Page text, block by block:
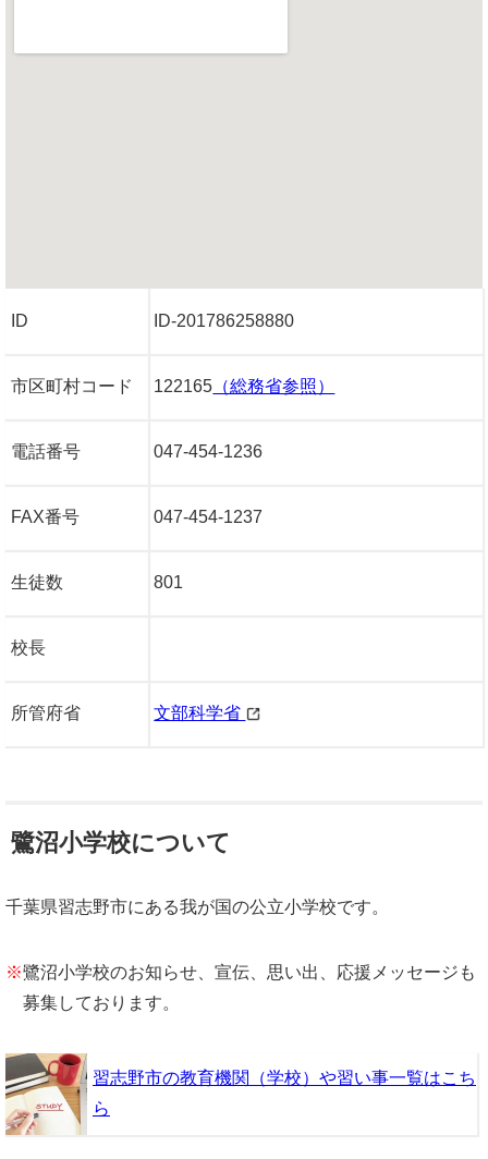
ID ID-201786258880
市区町村コード 122165 （総務省参照）
電話番号 047-454-1236
FAX番号 047-454-1237
生徒数 801
校長
所管府省 文部科学省
鷺沼小学校について
千葉県習志野市にある我が国の公立小学校です。
※鷺沼小学校のお知らせ、宣伝、思い出、応援メッセージも
募集しております。
習志野市の教育機関（学校）や習い事一覧はこち
ら